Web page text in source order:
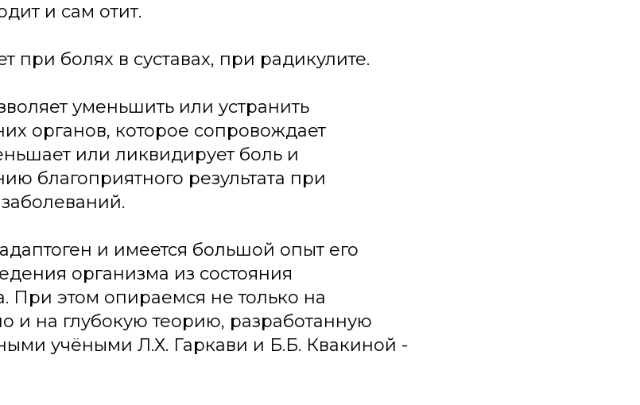
и сам отит.
при болях в суставах, при радикулите.
уменьшить или устранить
органов, которое сопровождает
или ликвидирует боль и
благоприятного результата при
и имеется большой опыт его
организма из состояния
При этом опираемся не только на
и на глубокую теорию, разработанную
учёными Л.Х. Гаркави и Б.Б. Квакиной -